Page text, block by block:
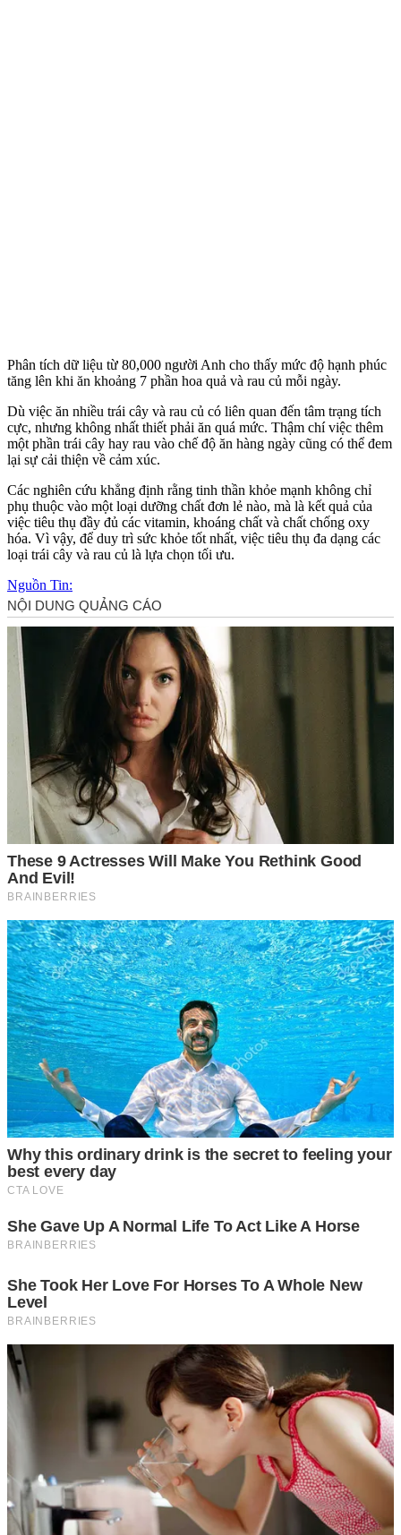
Phân tích dữ liệu từ 80,000 người Anh cho thấy mức độ hạnh phúc
tăng lên khi ăn khoảng 7 phần hoa quả và rau củ mỗi ngày.
Dù việc ăn nhiều trái cây và rau củ có liên quan đến tâm trạng tích
cực, nhưng không nhất thiết phải ăn quá mức. Thậm chí việc thêm
một phần trái cây hay rau vào chế độ ăn hàng ngày cũng có thể đem
lại sự cải thiện về cảm xúc.
Các nghiên cứu khẳng định rằng tinh thần khỏe mạnh không chỉ
phụ thuộc vào một loại dưỡng chất đơn lẻ nào, mà là kết quả của
việc tiêu thụ đầy đủ các vitamin, khoáng chất và chất chống oxy
hóa. Vì vậy, để duy trì sức khỏe tốt nhất, việc tiêu thụ đa dạng các
loại trái cây và rau củ là lựa chọn tối ưu.
Nguồn Tin: